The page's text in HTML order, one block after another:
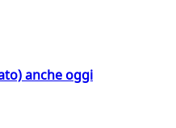
anche oggi